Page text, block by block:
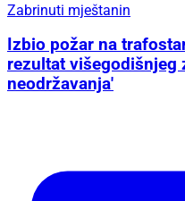
Zabrinuti mještanin
Izbio požar na
rezultat višegodišnjeg
neodržavanja'